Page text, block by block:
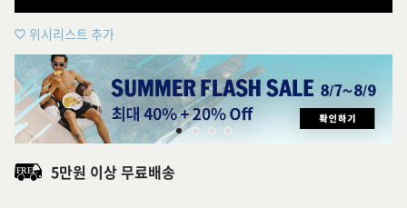
위시리스트 추가
5만원 이상 무료배송